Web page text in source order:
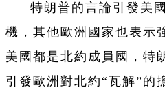
特朗普的言論引發美
機，其他歐洲國家也表示
美國都是北約成員國，特
引發歐洲對北約“瓦解”的